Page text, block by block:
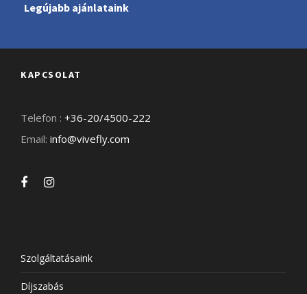
Legújabb ajánlataink
KAPCSOLAT
Telefon : +36-20/4500-222
Email: info@vivefly.com
Szolgáltatásaink
Díjszabás